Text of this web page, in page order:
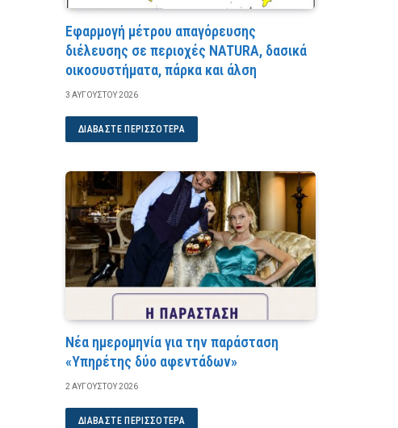
Εφαρμογή μέτρου απαγόρευσης
διέλευσης σε περιοχές NATURA, δασικά
οικοσυστήματα, πάρκα και άλση
3 ΑΥΓΟΎΣΤΟΥ 2026
ΔΙΑΒΆΣΤΕ ΠΕΡΙΣΣΌΤΕΡΑ
Νέα ημερομηνία για την παράσταση
«Υπηρέτης δύο αφεντάδων»
2 ΑΥΓΟΎΣΤΟΥ 2026
ΔΙΑΒΆΣΤΕ ΠΕΡΙΣΣΌΤΕΡΑ